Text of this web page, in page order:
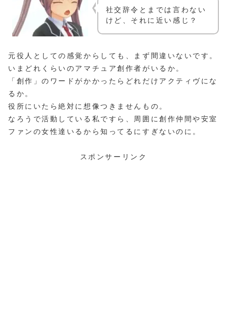
社交辞令とまでは言わない
けど、それに近い感じ？
元役人としての感覚からしても、まず間違いないです。
いまどれくらいのアマチュア創作者がいるか。
「創作」のワードがかかったらどれだけアクティヴにな
るか。
役所にいたら絶対に想像つきませんもの。
なろうで活動している私ですら、周囲に創作仲間や安室
ファンの女性達いるから知ってるにすぎないのに。
スポンサーリンク